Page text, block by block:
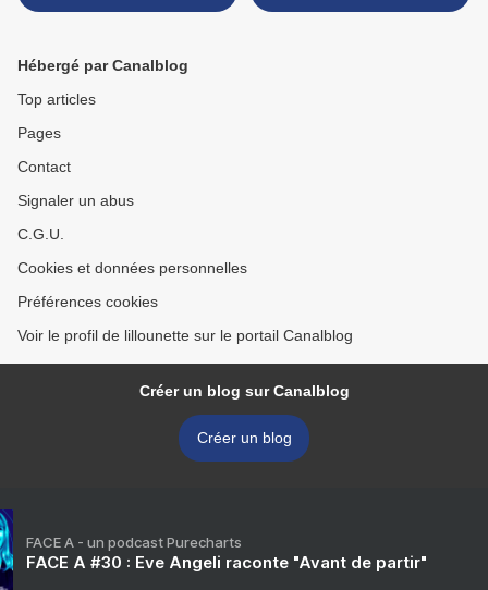
Hébergé par Canalblog
Top articles
Pages
Contact
Signaler un abus
C.G.U.
Cookies et données personnelles
Préférences cookies
Voir le profil de lillounette sur le portail Canalblog
Créer un blog sur Canalblog
Créer un blog
FACE A - un podcast Purecharts
FACE A #30 : Eve Angeli raconte "Avant de partir"